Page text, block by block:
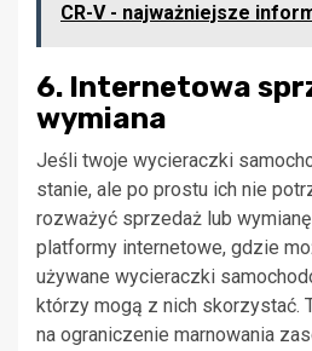
CR-V - najważniejsze
6. Internetowa
wymiana
Jeśli twoje wycieraczki
stanie, ale po prostu ich nie
rozważyć sprzedaż lub
platformy internetowe, gdzie
używane wycieraczki
którzy mogą z nich skorzystać.
na ograniczenie marnowania